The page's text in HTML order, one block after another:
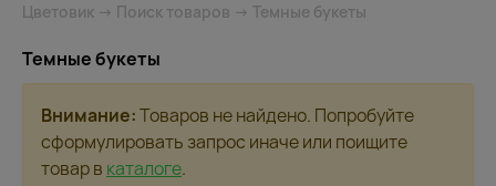
Цветовик → Поиск товаров → Темные букеты
Темные букеты
Внимание:Товаров не найдено. Попробуйте
сформулировать запрос иначе или поищите
товар в каталоге.